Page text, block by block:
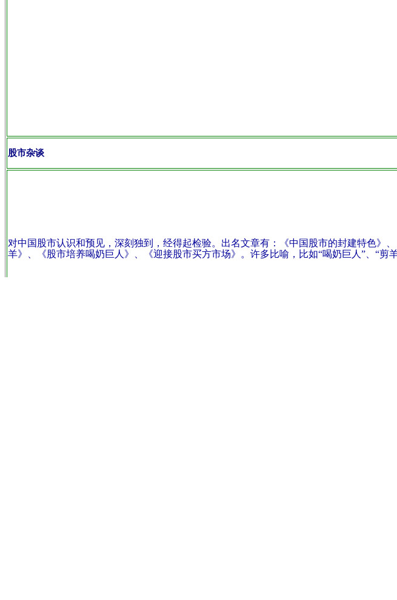
股市杂谈
对中国股市认识和预见，深刻独到，经得起检验。出名文章有：《中国股市的封建特色
羊》、《股市培养喝奶巨人》、《迎接股市买方市场》。许多比喻，比如“喝奶巨人”、“剪